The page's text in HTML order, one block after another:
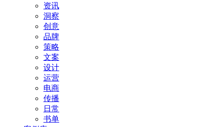
资讯
洞察
创意
品牌
策略
文案
设计
运营
电商
传播
日常
书单